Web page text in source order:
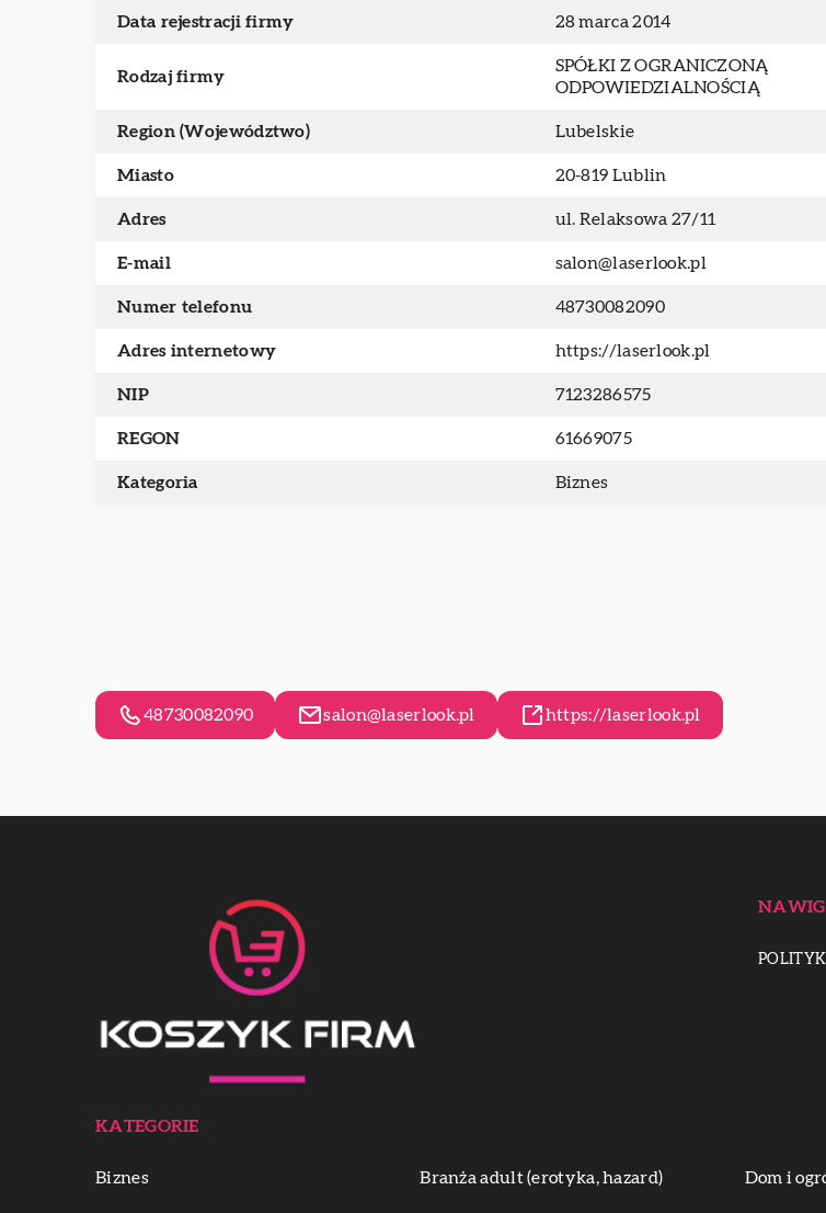
Data rejestracji firmy 28 marca 2014
Rodzaj firmy
SPÓŁKI Z OGRANICZONĄ
ODPOWIEDZIALNOŚCIĄ
Region (Województwo) Lubelskie
Miasto 20-819 Lublin
Adres ul. Relaksowa 27/11
E-mail salon@laserlook.pl
Numer telefonu 48730082090
Adres internetowy https://laserlook.pl
NIP 7123286575
REGON 61669075
Kategoria Biznes
48730082090 salon@laserlook.pl https://laserlook.pl
KATEGORIE
Biznes Branża adult (erotyka, hazard) Dom i